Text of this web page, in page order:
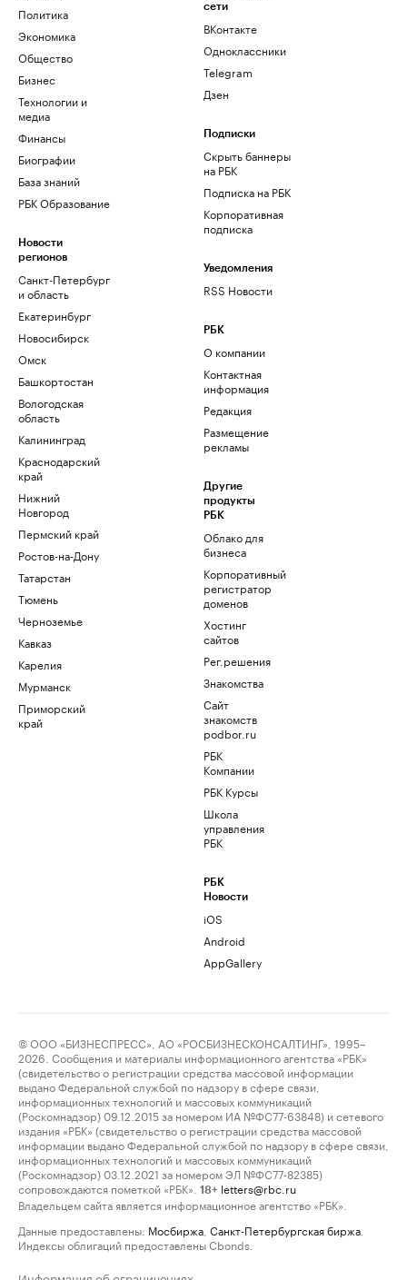
Политика
Экономика
Общество
Бизнес
Технологии и
медиа
Финансы
Биографии
База знаний
РБК Образование
Новости
регионов
Санкт-Петербург
и область
Екатеринбург
Новосибирск
Омск
Башкортостан
Вологодская
область
Калининград
Краснодарский
край
Нижний
Новгород
Пермский край
Ростов-на-Дону
Татарстан
Тюмень
Черноземье
Кавказ
Карелия
Мурманск
Приморский
край
сети
ВКонтакте
Одноклассники
Telegram
Дзен
Подписки
Скрыть баннеры
на РБК
Подписка на РБК
Корпоративная
подписка
Уведомления
RSS Новости
РБК
О компании
Контактная
информация
Редакция
Размещение
рекламы
Другие
продукты
РБК
Облако для
бизнеса
Корпоративный
регистратор
доменов
Хостинг
сайтов
Рег.решения
Знакомства
Сайт
знакомств
podbor.ru
РБК
Компании
РБК Курсы
Школа
управления
РБК
РБК
Новости
iOS
Android
AppGallery
© ООО «БИЗНЕСПРЕСС», АО «РОСБИЗНЕСКОНСАЛТИНГ», 1995–
2026. Сообщения и материалы информационного агентства «РБК»
(свидетельство о регистрации средства массовой информации
выдано Федеральной службой по надзору в сфере связи,
информационных технологий и массовых коммуникаций
(Роскомнадзор) 09.12.2015 за номером ИА №ФС77-63848) и сетевого
издания «РБК» (свидетельство о регистрации средства массовой
информации выдано Федеральной службой по надзору в сфере связи,
информационных технологий и массовых коммуникаций
(Роскомнадзор) 03.12.2021 за номером ЭЛ №ФС77-82385)
сопровождаются пометкой «РБК».
18+ letters@rbc.ru
Владельцем сайта является информационное агентство «РБК».
Данные предоставлены: Мосбиржа Санкт-Петербургская биржа
Индексы облигаций предоставлены Cbonds.